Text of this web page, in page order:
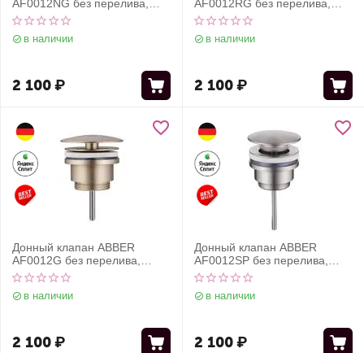
AF0012NG без перелива,
фиксированный, оружейная
сталь
в наличии
2 100₽
AF0012RG без перелива,
фиксированный, розовое
золото
в наличии
2 100₽
Донный клапан ABBER
AF0012G без перелива,
фиксированный, золото
матовое
в наличии
2 100₽
Донный клапан ABBER
AF0012SP без перелива,
фиксированный, сатин
в наличии
2 100₽